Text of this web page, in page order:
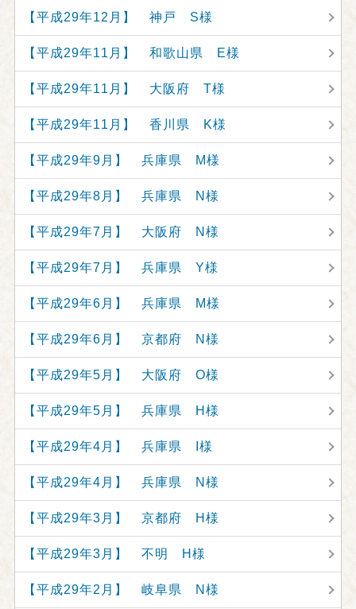
【平成29年12月】 神戸 S様
【平成29年11月】 和歌山県 E様
【平成29年11月】 大阪府 T様
【平成29年11月】 香川県 K様
【平成29年9月】 兵庫県 M様
【平成29年8月】 兵庫県 N様
【平成29年7月】 大阪府 N様
【平成29年7月】 兵庫県 Y様
【平成29年6月】 兵庫県 M様
【平成29年6月】 京都府 N様
【平成29年5月】 大阪府 O様
【平成29年5月】 兵庫県 H様
【平成29年4月】 兵庫県 I様
【平成29年4月】 兵庫県 N様
【平成29年3月】 京都府 H様
【平成29年3月】 不明 H様
【平成29年2月】 岐阜県 N様